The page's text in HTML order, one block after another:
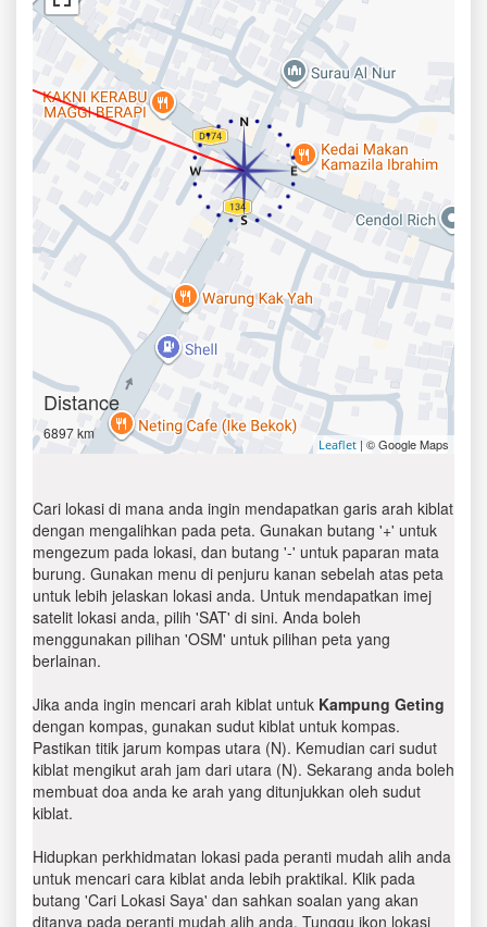
Distance
6897 km
Leaflet | © Google Maps
Cari lokasi di mana anda ingin mendapatkan garis arah kiblat
dengan mengalihkan pada peta. Gunakan butang '+' untuk
mengezum pada lokasi, dan butang '-' untuk paparan mata
burung. Gunakan menu di penjuru kanan sebelah atas peta
untuk lebih jelaskan lokasi anda. Untuk mendapatkan imej
satelit lokasi anda, pilih 'SAT' di sini. Anda boleh
menggunakan pilihan 'OSM' untuk pilihan peta yang
berlainan.
Jika anda ingin mencari arah kiblat untuk Kampung Geting
dengan kompas, gunakan sudut kiblat untuk kompas.
Pastikan titik jarum kompas utara (N). Kemudian cari sudut
kiblat mengikut arah jam dari utara (N). Sekarang anda boleh
membuat doa anda ke arah yang ditunjukkan oleh sudut
kiblat.
Hidupkan perkhidmatan lokasi pada peranti mudah alih anda
untuk mencari cara kiblat anda lebih praktikal. Klik pada
butang 'Cari Lokasi Saya' dan sahkan soalan yang akan
ditanya pada peranti mudah alih anda. Tunggu ikon lokasi